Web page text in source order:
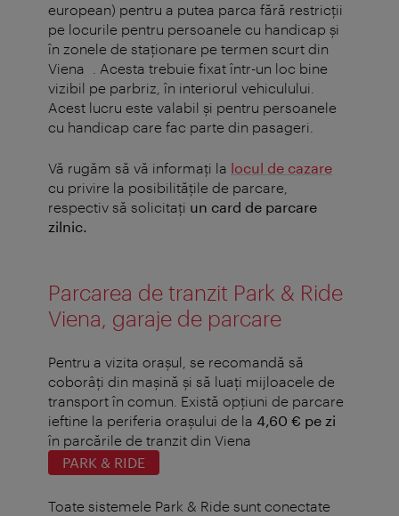
european) pentru a putea parca fără restricţii
pe locurile pentru persoanele cu handicap şi
în zonele de staţionare pe termen scurt din
Viena . Acesta trebuie fixat într-un loc bine
vizibil pe parbriz, în interiorul vehiculului.
Acest lucru este valabil şi pentru persoanele
cu handicap care fac parte din pasageri.
Vă rugăm să vă informaţi la locul de cazare
cu privire la posibilităţile de parcare,
respectiv să solicitaţi un card de parcare
zilnic.
Parcarea de tranzit Park & Ride
Viena, garaje de parcare
Pentru a vizita oraşul, se recomandă să
coborâţi din maşină şi să luaţi mijloacele de
transport în comun. Există opțiuni de parcare
ieftine la periferia orașului de la 4,60 € pe zi
în parcările de tranzit din Viena
PARK & RIDE
Toate sistemele Park & Ride sunt conectate